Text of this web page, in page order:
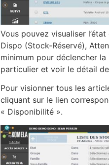
Vous pouvez visualiser
Dispo (Stock-Réservé),
minimum pour déclencher
particulier et voir le détail
Pour visionner tous les
cliquant sur le lien
« Disponibilité ».